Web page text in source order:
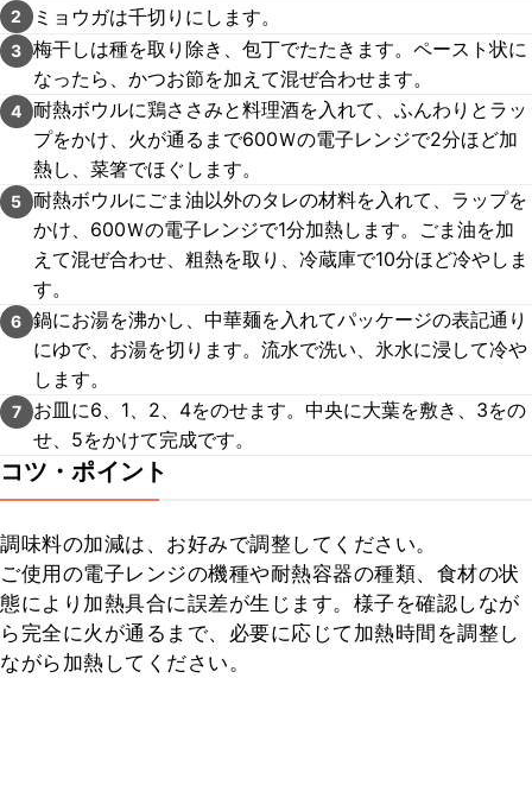
2 ミョウガは千切りにします。
3 梅干しは種を取り除き、包丁でたたきます。ペースト状に
なったら、かつお節を加えて混ぜ合わせます。
4 耐熱ボウルに鶏ささみと料理酒を入れて、ふんわりとラッ
プをかけ、火が通るまで600Ｗの電子レンジで2分ほど加
熱し、菜箸でほぐします。
5 耐熱ボウルにごま油以外のタレの材料を入れて、ラップを
かけ、600Ｗの電子レンジで1分加熱します。ごま油を加
えて混ぜ合わせ、粗熱を取り、冷蔵庫で10分ほど冷やしま
す。
6 鍋にお湯を沸かし、中華麺を入れてパッケージの表記通り
にゆで、お湯を切ります。流水で洗い、氷水に浸して冷や
します。
7
お皿に6、1、2、4をのせます。中央に大葉を敷き、3をの
せ、5をかけて完成です。
コツ・ポイント
調味料の加減は、お好みで調整してください。
ご使用の電子レンジの機種や耐熱容器の種類、食材の状
態により加熱具合に誤差が生じます。様子を確認しなが
ら完全に火が通るまで、必要に応じて加熱時間を調整し
ながら加熱してください。